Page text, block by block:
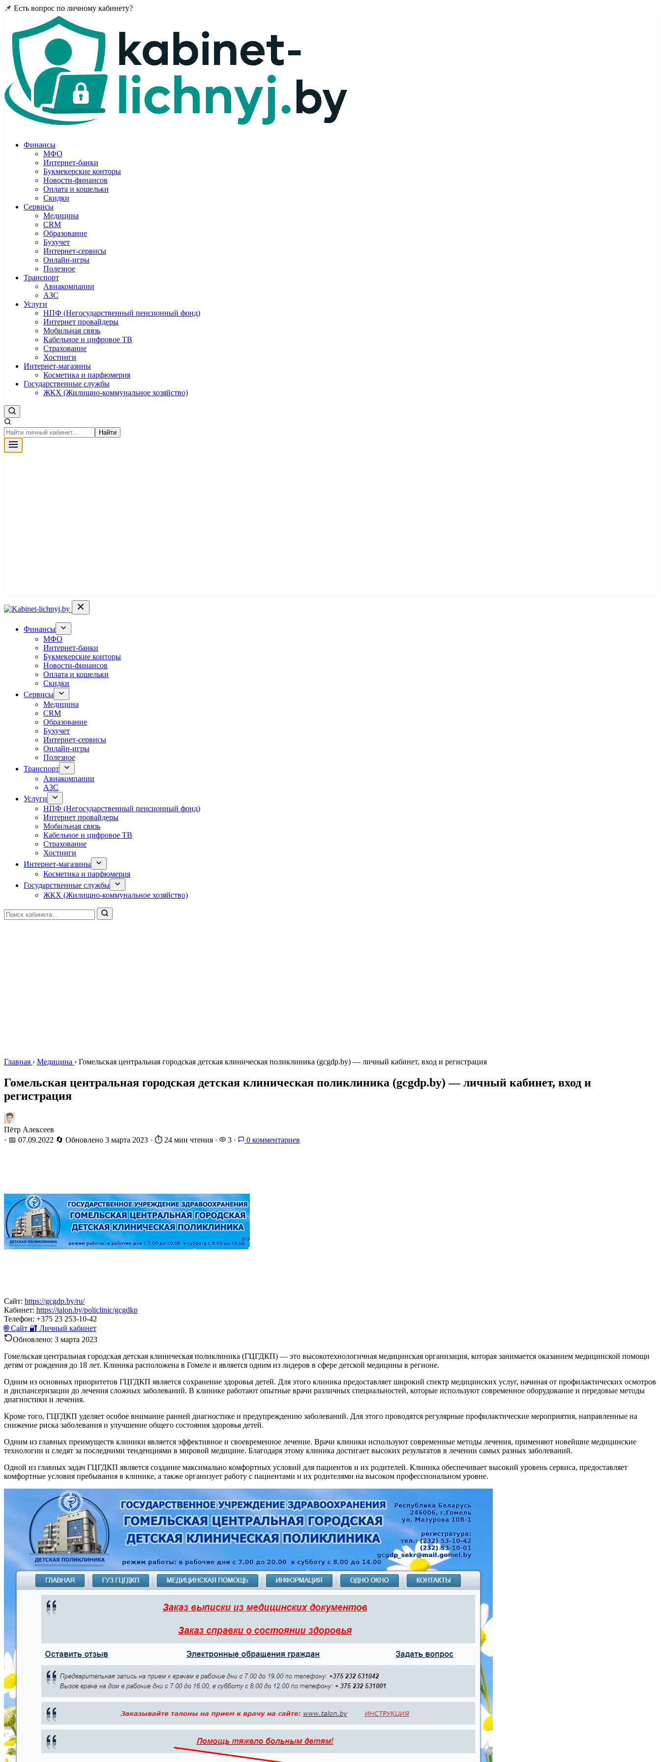
📌 Есть вопрос по личному кабинету?
Финансы
МФО
Интернет-банки
Букмекерские конторы
Новости-финансов
Оплата и кошельки
Скидки
Сервисы
Медицина
CRM
Образование
Бухучет
Интернет-сервисы
Онлайн-игры
Полезное
Транспорт
Авиакомпании
АЗС
Услуги
НПФ (Негосударственный пенсионный фонд)
Интернет провайдеры
Мобильная связь
Кабельное и цифровое ТВ
Страхование
Хостинги
Интернет-магазины
Косметика и парфюмерия
Государственные службы
ЖКХ (Жилищно-коммунальное хозяйство)
Найти
Финансы
МФО
Интернет-банки
Букмекерские конторы
Новости-финансов
Оплата и кошельки
Скидки
Сервисы
Медицина
CRM
Образование
Бухучет
Интернет-сервисы
Онлайн-игры
Полезное
Транспорт
Авиакомпании
АЗС
Услуги
НПФ (Негосударственный пенсионный фонд)
Интернет провайдеры
Мобильная связь
Кабельное и цифровое ТВ
Страхование
Хостинги
Интернет-магазины
Косметика и парфюмерия
Государственные службы
ЖКХ (Жилищно-коммунальное хозяйство)
Главная › Медицина › Гомельская центральная городская детская клиническая поликлиника (gcgdp.by) — личный кабинет, вход и регистрация
Гомельская центральная городская детская клиническая поликлиника (gcgdp.by) — личный кабинет, вход и
регистрация
Пётр Алексеев
· 📅 07.09.2022 🔄 Обновлено 3 марта 2023 · ⏱️ 24 мин чтения · 3 · 0 комментариев
Сайт: https://gcgdp.by/ru/
Кабинет: https://talon.by/policlinic/gcgdkp
Телефон: +375 23 253-10-42
🌐 Сайт 🔐 Личный кабинет
Обновлено: 3 марта 2023
Гомельская центральная городская детская клиническая поликлиника (ГЦГДКП) — это высокотехнологичная медицинская организация, которая занимается оказанием медицинской помощи
детям от рождения до 18 лет. Клиника расположена в Гомеле и является одним из лидеров в сфере детской медицины в регионе.
Одним из основных приоритетов ГЦГДКП является сохранение здоровья детей. Для этого клиника предоставляет широкий спектр медицинских услуг, начиная от профилактических осмотров
и диспансеризации до лечения сложных заболеваний. В клинике работают опытные врачи различных специальностей, которые используют современное оборудование и передовые методы
диагностики и лечения.
Кроме того, ГЦГДКП уделяет особое внимание ранней диагностике и предупреждению заболеваний. Для этого проводятся регулярные профилактические мероприятия, направленные на
снижение риска заболевания и улучшение общего состояния здоровья детей.
Одним из главных преимуществ клиники является эффективное и своевременное лечение. Врачи клиники используют современные методы лечения, применяют новейшие медицинские
технологии и следят за последними тенденциями в мировой медицине. Благодаря этому клиника достигает высоких результатов в лечении самых разных заболеваний.
Одной из главных задач ГЦГДКП является создание максимально комфортных условий для пациентов и их родителей. Клиника обеспечивает высокий уровень сервиса, предоставляет
комфортные условия пребывания в клинике, а также организует работу с пациентами и их родителями на высоком профессиональном уровне.